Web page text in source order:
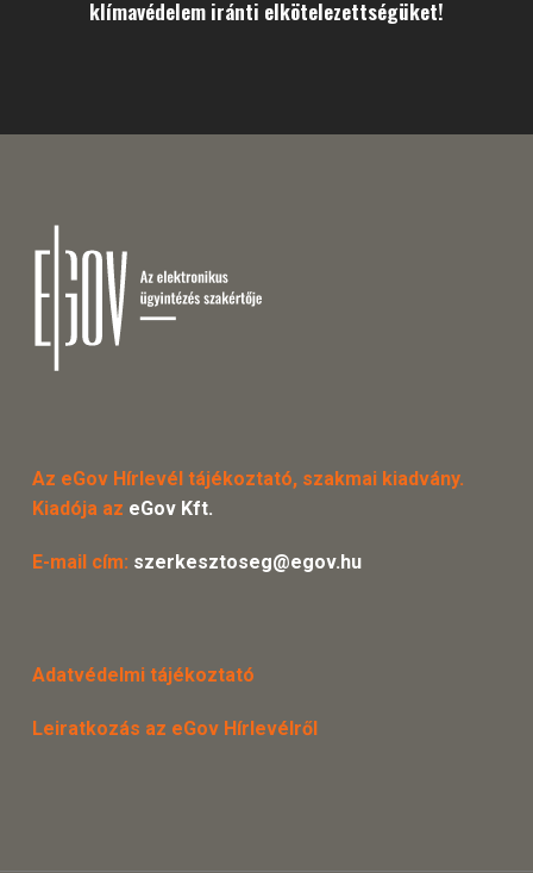
klímavédelem iránti elkötelezettségüket!
Az eGov Hírlevél tájékoztató, szakmai kiadvány.
Kiadója az eGov Kft.
E-mail cím: szerkesztoseg@egov.hu
Adatvédelmi tájékoztató
Leiratkozás az eGov Hírlevélről